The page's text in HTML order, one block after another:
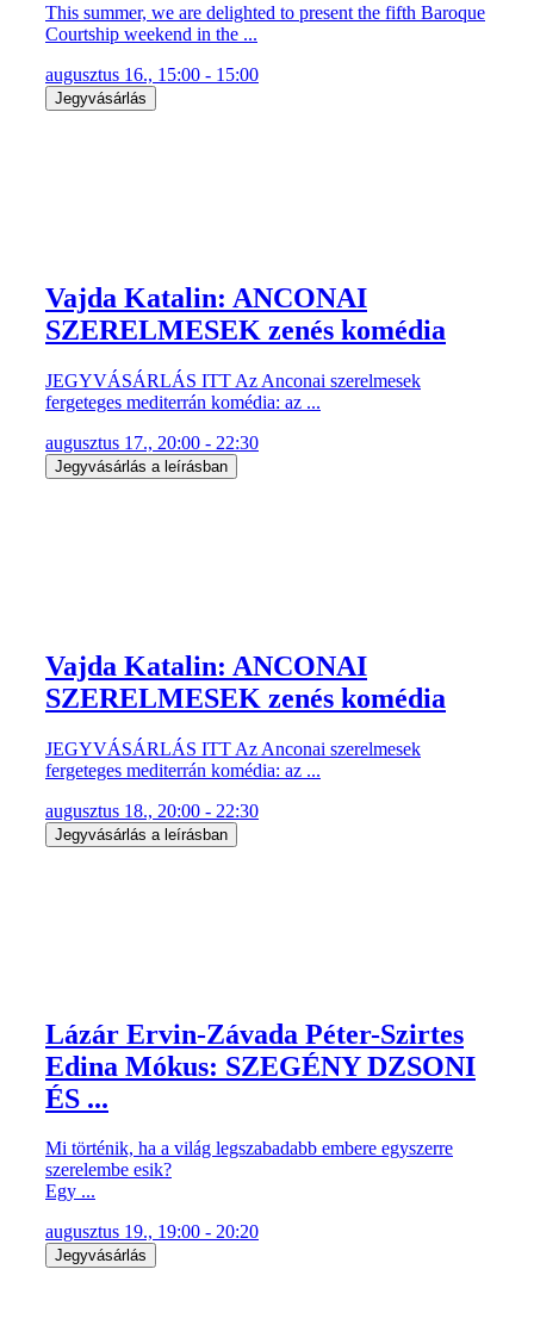
This summer, we are delighted to present the fifth Baroque
Courtship weekend in the ...
augusztus 16., 15:00 - 15:00
Jegyvásárlás
Vajda Katalin: ANCONAI
SZERELMESEK zenés komédia
JEGYVÁSÁRLÁS ITT Az Anconai szerelmesek
fergeteges mediterrán komédia: az ...
augusztus 17., 20:00 - 22:30
Jegyvásárlás a leírásban
Vajda Katalin: ANCONAI
SZERELMESEK zenés komédia
JEGYVÁSÁRLÁS ITT Az Anconai szerelmesek
fergeteges mediterrán komédia: az ...
augusztus 18., 20:00 - 22:30
Jegyvásárlás a leírásban
Lázár Ervin-Závada Péter-Szirtes
Edina Mókus: SZEGÉNY DZSONI
ÉS ...
Mi történik, ha a világ legszabadabb embere egyszerre
szerelembe esik?
Egy ...
augusztus 19., 19:00 - 20:20
Jegyvásárlás